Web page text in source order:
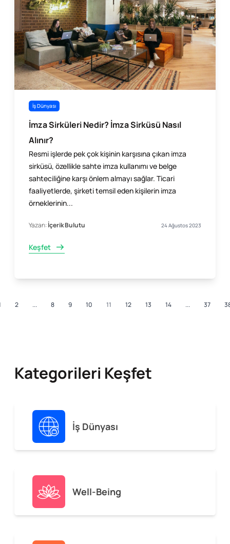
İş Dünyası
İmza Sirküleri Nedir? İmza Sirküsü Nasıl
Alınır?
Resmi işlerde pek çok kişinin karşısına çıkan imza
sirküsü, özellikle sahte imza kullanımı ve belge
sahteciliğine karşı önlem almayı sağlar. Ticari
faaliyetlerde, şirketi temsil eden kişilerin imza
örneklerinin...
Yazan:İçerik Bulutu 24 Ağustos 2023
Keşfet
2 ... 8 9 10 11 12 13 14 ... 37
Kategorileri Keşfet
İş Dünyası
Well-Being